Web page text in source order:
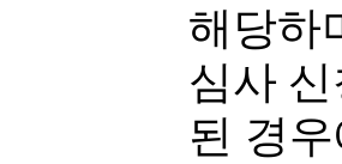
해당
심사
된 경